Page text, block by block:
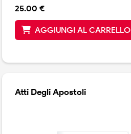
25.00 €
AGGIUNGI AL CARRELLO
Atti Degli Apostoli